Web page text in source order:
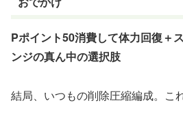
Pポイント50消費して体力回復＋
ンジの真ん中の選択肢
結局、いつもの削除圧縮編成。こ